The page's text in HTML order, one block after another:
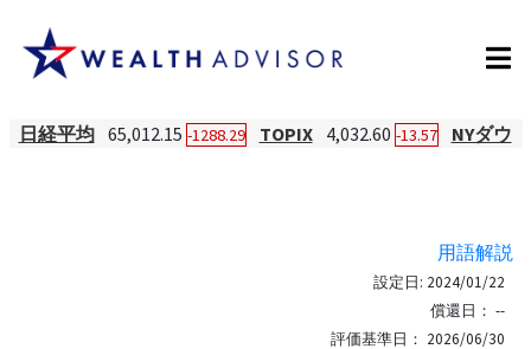
日経平均 65,012.15 -1288.29 TOPIX 4,032.60 -13.57 NYダウ
用語解説
設定日: 2024/01/22
償還日： --
評価基準日： 2026/06/30